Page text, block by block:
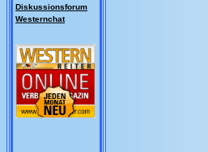
Diskussionsforum
Westernchat